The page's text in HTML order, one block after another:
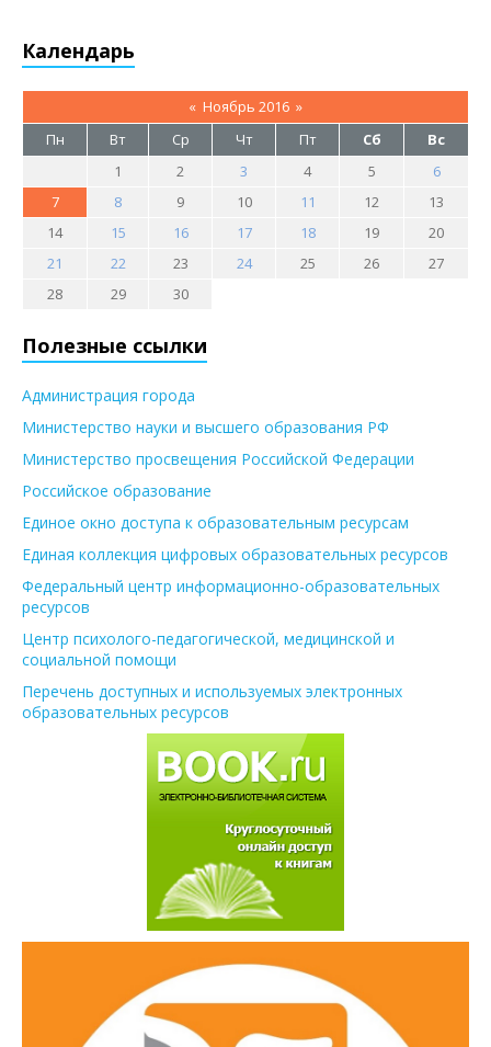
Календарь
« Ноябрь 2016 »
Пн
Вт Ср Чт Пт Сб
Вс
1
2 3 4 5
6
7
8 9 10 11 12
13
14
15 16 17 18 19
20
21
22 23 24 25 26
27
28
29 30
Полезные ссылки
Администрация города
Министерство науки и высшего образования РФ
Министерство просвещения Российской Федерации
Российское образование
Единое окно доступа к образовательным ресурсам
Единая коллекция цифровых образовательных ресурсов
Федеральный центр информационно-образовательных
ресурсов
Центр психолого-педагогической, медицинской и
социальной помощи
Перечень доступных и используемых электронных
образовательных ресурсов